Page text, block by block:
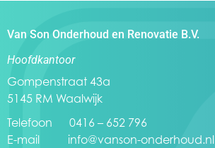
Van Son Onderhoud en Renovatie B.V.
Hoofdkantoor
Gompenstraat 43a
5145 RM Waalwijk
Telefoon 0416 – 652 796
E-mail info@vanson-onderhoud.nl